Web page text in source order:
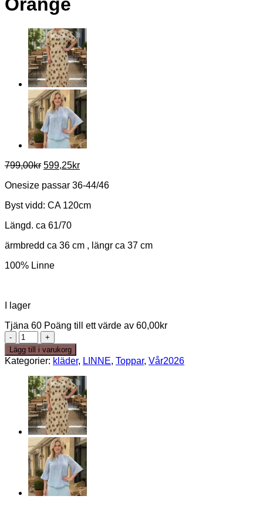
Orange
799,00kr Det
priset
799,00kr.
599,25krDet
priset
599,25kr.
Onesize passar 36-44/46
Byst vidd: CA 120cm
Längd. ca 61/70
ärmbredd ca 36 cm , längr ca 37 cm
100% Linne
I lager
Tjäna 60 Poäng till ett värde av 60,00kr
Wilda
linneblus
100%
linne
Orange
mängd
Lägg till i varukorg
Kategorier: kläder, LINNE, Toppar, Vår2026